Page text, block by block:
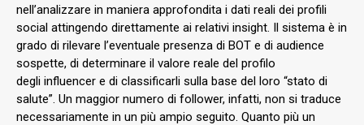
nell’analizzare in maniera approfondita i dati reali dei profili
social attingendo direttamente ai relativi insight. Il sistema è in
grado di rilevare l’eventuale presenza di BOT e di audience
sospette, di determinare il valore reale del profilo
degli influencer e di classificarli sulla base del loro “stato di
salute”. Un maggior numero di follower, infatti, non si traduce
necessariamente in un più ampio seguito. Quanto più un